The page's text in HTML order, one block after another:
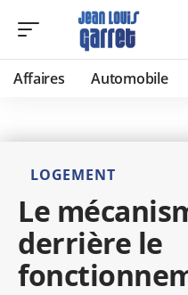
Affaires Automobile
LOGEMENT
Le
derrière le